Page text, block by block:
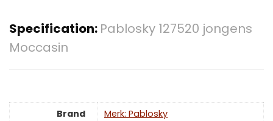
Specification: Pablosky 127520 jongens
Moccasin
Brand Merk: Pablosky